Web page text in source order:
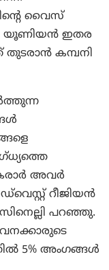
വൈസ്
യൂണിയൻ ഇതര
തുടരാൻ കമ്പനി
അവർ
റീജിയൻ
പറഞ്ഞു.
5% അംഗങ്ങൾ